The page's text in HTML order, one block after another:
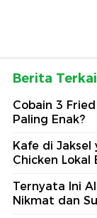
Berita
Cobain 3
Paling Enak?
Kafe di Jaksel
Chicken Lokal
Ternyata Ini
Nikmat dan